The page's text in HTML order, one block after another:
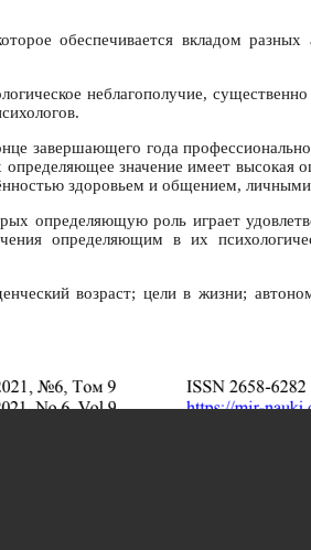
обеспечивается вкладом разных
неблагополучие,
завершающего года
значение имеет
здоровьем и общением,
определяющую роль играет
определяющим в их
возраст; цели в жизни;